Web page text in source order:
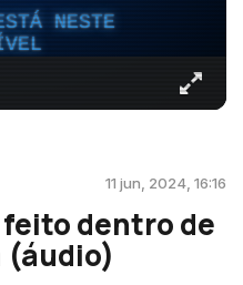
NESTE
11 jun, 2024, 16:16
dentro de
(áudio)